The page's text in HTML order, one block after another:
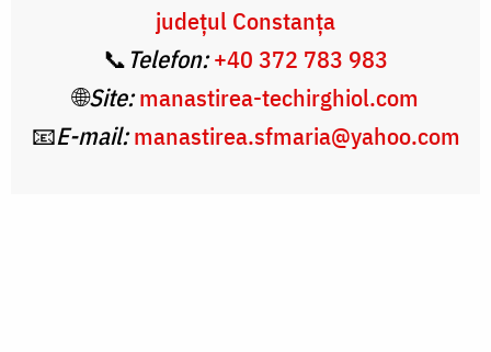
județul Constanța
📞 Telefon: +40 372 783 983
🌐Site: manastirea-techirghiol.com
📧E-mail: manastirea.sfmaria@yahoo.com